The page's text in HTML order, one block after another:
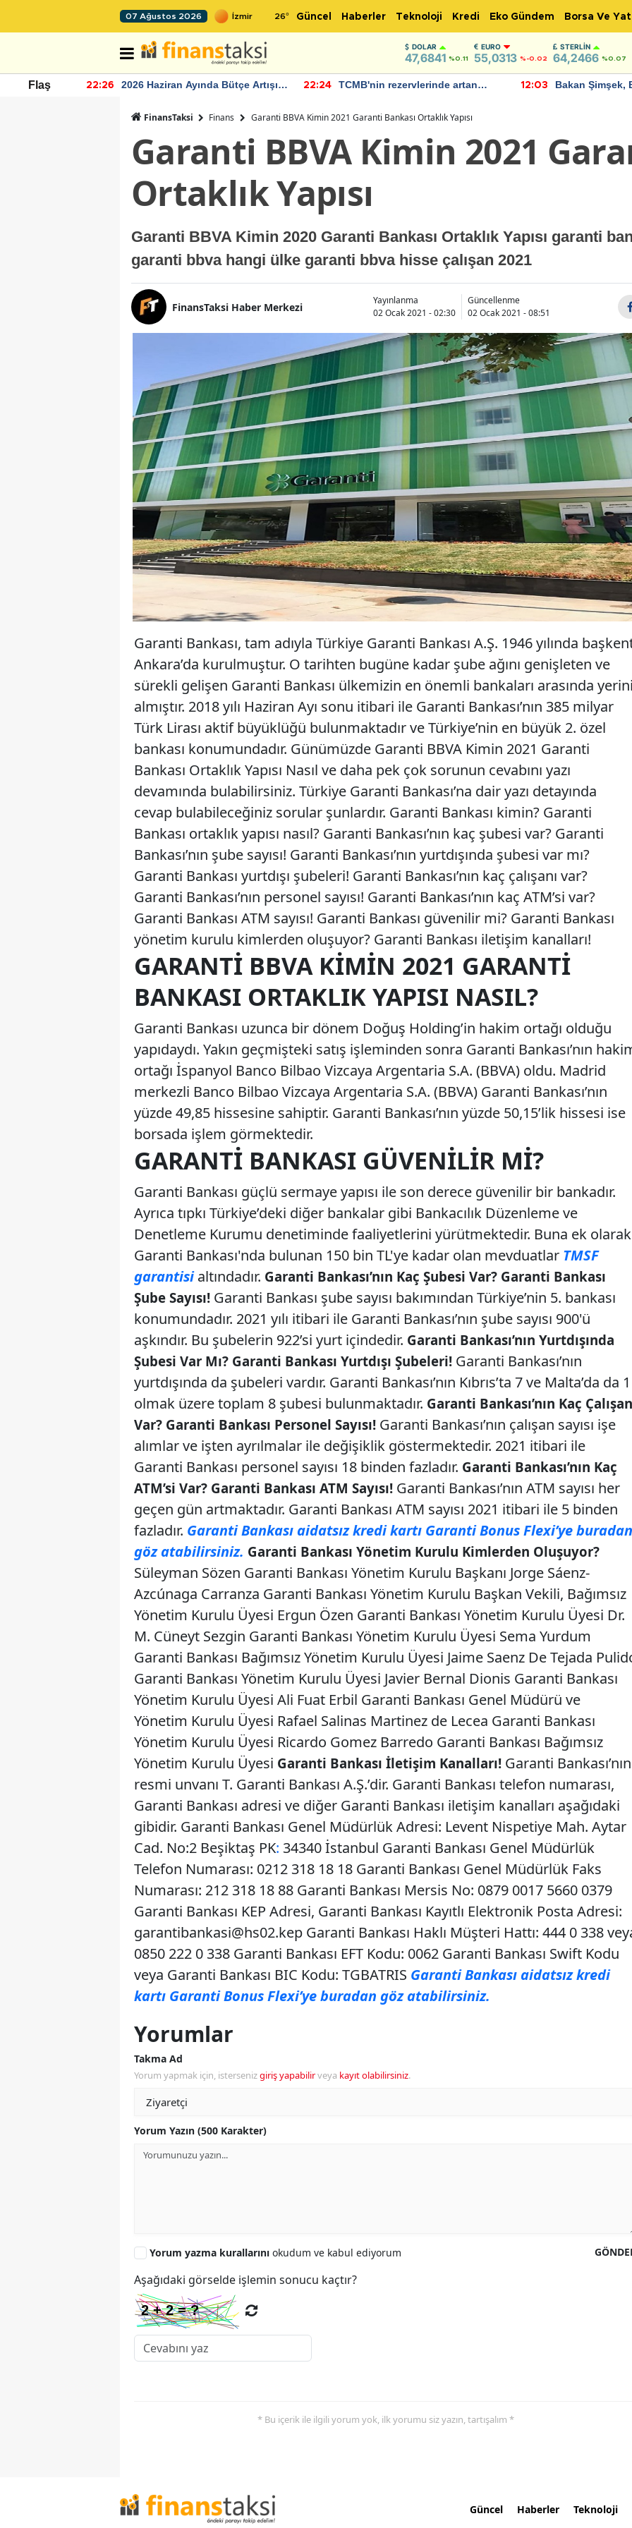
07 Ağustos 2026 26° Güncel Haberler Teknoloji Kredi Eko Gündem Borsa Ve
DOLAR
47,6841 %0.11
EURO
55,0313 %-0.02
STERLIN
64,2466 %0.07
Flaş 22:26
2026 Haziran Ayında Bütçe Artışı
22:24
TCMB'nin rezervlerinde artan
12:03
Bakan Şimşek,
FinansTaksi Finans Garanti BBVA Kimin 2021 Garanti Bankası Ortaklık Yapısı
Garanti BBVA Kimin 2021
Ortaklık Yapısı
Garanti BBVA Kimin 2020 Garanti Bankası Ortaklık Yapısı garanti
garanti bbva hangi ülke garanti bbva hisse çalışan 2021
FinansTaksi Haber Merkezi
Yayınlanma
02 Ocak 2021 - 02:30
Güncellenme
02 Ocak 2021 - 08:51
Garanti Bankası, tam adıyla Türkiye Garanti Bankası A.Ş. 1946 yılında
Ankara’da kurulmuştur. O tarihten bugüne kadar şube ağını genişleten ve
sürekli gelişen Garanti Bankası ülkemizin en önemli bankaları arasında
almıştır. 2018 yılı Haziran Ayı sonu itibari ile Garanti Bankası’nın 385 milyar
Türk Lirası aktif büyüklüğü bulunmaktadır ve Türkiye’nin en büyük 2. özel
bankası konumundadır. Günümüzde Garanti BBVA Kimin 2021 Garanti
Bankası Ortaklık Yapısı Nasıl ve daha pek çok sorunun cevabını yazı
devamında bulabilirsiniz. Türkiye Garanti Bankası’na dair yazı detayında
cevap bulabileceğiniz sorular şunlardır. Garanti Bankası kimin? Garanti
Bankası ortaklık yapısı nasıl? Garanti Bankası’nın kaç şubesi var? Garanti
Bankası’nın şube sayısı! Garanti Bankası’nın yurtdışında şubesi var mı?
Garanti Bankası yurtdışı şubeleri! Garanti Bankası’nın kaç çalışanı var?
Garanti Bankası’nın personel sayısı! Garanti Bankası’nın kaç ATM’si var?
Garanti Bankası ATM sayısı! Garanti Bankası güvenilir mi? Garanti Bankası
yönetim kurulu kimlerden oluşuyor? Garanti Bankası iletişim kanalları!
GARANTI BBVA KIMIN 2021 GARANTI
BANKASI ORTAKLIK YAPISI NASIL?
Garanti Bankası uzunca bir dönem Doğuş Holding’in hakim ortağı olduğu
yapıdaydı. Yakın geçmişteki satış işleminden sonra Garanti Bankası’nın
ortağı İspanyol Banco Bilbao Vizcaya Argentaria S.A. (BBVA) oldu. Madrid
merkezli Banco Bilbao Vizcaya Argentaria S.A. (BBVA) Garanti Bankası’nın
yüzde 49,85 hissesine sahiptir. Garanti Bankası’nın yüzde 50,15’lik hissesi ise
borsada işlem görmektedir.
GARANTI BANKASI GÜVENILIR MI?
Garanti Bankası güçlü sermaye yapısı ile son derece güvenilir bir bankadır.
Ayrıca tıpkı Türkiye’deki diğer bankalar gibi Bankacılık Düzenleme ve
Denetleme Kurumu denetiminde faaliyetlerini yürütmektedir. Buna ek olarak
Garanti Bankası'nda bulunan 150 bin TL'ye kadar olan mevduatlar TMSF
garantisialtındadır. Garanti Bankası’nın Kaç Şubesi Var? Garanti Bankası
Şube Sayısı! Garanti Bankası şube sayısı bakımından Türkiye’nin 5. bankası
konumundadır. 2021 yılı itibari ile Garanti Bankası’nın şube sayısı 900'ü
aşkındır. Bu şubelerin 922’si yurt içindedir. Garanti Bankası’nın Yurtdışında
Şubesi Var Mı? Garanti Bankası Yurtdışı Şubeleri! Garanti Bankası’nın
yurtdışında da şubeleri vardır. Garanti Bankası’nın Kıbrıs’ta 7 ve Malta’da da 1
olmak üzere toplam 8 şubesi bulunmaktadır. Garanti Bankası’nın Kaç
Var? Garanti Bankası Personel Sayısı! Garanti Bankası’nın çalışan sayısı işe
alımlar ve işten ayrılmalar ile değişiklik göstermektedir. 2021 itibari ile
Garanti Bankası personel sayısı 18 binden fazladır. Garanti Bankası’nın Kaç
ATM’si Var? Garanti Bankası ATM Sayısı! Garanti Bankası’nın ATM sayısı her
geçen gün artmaktadır. Garanti Bankası ATM sayısı 2021 itibari ile 5 binden
fazladır. Garanti Bankası aidatsız kredi kartı Garanti Bonus Flexi’ye buradan
göz atabilirsiniz. Garanti Bankası Yönetim Kurulu Kimlerden Oluşuyor?
Süleyman Sözen Garanti Bankası Yönetim Kurulu Başkanı Jorge Sáenz-
Azcúnaga Carranza Garanti Bankası Yönetim Kurulu Başkan Vekili, Bağımsız
Yönetim Kurulu Üyesi Ergun Özen Garanti Bankası Yönetim Kurulu Üyesi Dr.
M. Cüneyt Sezgin Garanti Bankası Yönetim Kurulu Üyesi Sema Yurdum
Garanti Bankası Bağımsız Yönetim Kurulu Üyesi Jaime Saenz De Tejada
Garanti Bankası Yönetim Kurulu Üyesi Javier Bernal Dionis Garanti Bankası
Yönetim Kurulu Üyesi Ali Fuat Erbil Garanti Bankası Genel Müdürü ve
Yönetim Kurulu Üyesi Rafael Salinas Martinez de Lecea Garanti Bankası
Yönetim Kurulu Üyesi Ricardo Gomez Barredo Garanti Bankası Bağımsız
Yönetim Kurulu Üyesi Garanti Bankası İletişim Kanalları! Garanti Bankası’nın
resmi unvanı T. Garanti Bankası A.Ş.’dir. Garanti Bankası telefon numarası,
Garanti Bankası adresi ve diğer Garanti Bankası iletişim kanalları aşağıdaki
gibidir. Garanti Bankası Genel Müdürlük Adresi: Levent Nispetiye Mah. Aytar
Cad. No:2 Beşiktaş PK: 34340 İstanbul Garanti Bankası Genel Müdürlük
Telefon Numarası: 0212 318 18 18 Garanti Bankası Genel Müdürlük Faks
Numarası: 212 318 18 88 Garanti Bankası Mersis No: 0879 0017 5660 0379
Garanti Bankası KEP Adresi, Garanti Bankası Kayıtlı Elektronik Posta Adresi:
garantibankasi@hs02.kep Garanti Bankası Haklı Müşteri Hattı: 444 0 338
0850 222 0 338 Garanti Bankası EFT Kodu: 0062 Garanti Bankası Swift Kodu
veya Garanti Bankası BIC Kodu: TGBATRIS Garanti Bankası aidatsız kredi
kartı Garanti Bonus Flexi’ye buradan göz atabilirsiniz.
Yorumlar
Takma Ad
Yorum yapmak için, istersenizgiriş yapabilirveya kayıt olabilirsiniz.
Yorum Yazın (500 Karakter)
Yorum yazma kurallarını okudum ve kabul ediyorum
Aşağıdaki görselde işlemin sonucu kaçtır?
* Bu içerik ile ilgili yorum yok, ilk yorumu siz yazın, tartışalım *
Güncel Haberler Teknoloji